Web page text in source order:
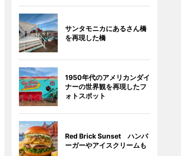
サンタモニカにあるさん橋
を再現した橋
1950年代のアメリカンダイ
ナーの世界観を再現したフ
ォトスポット
Red Brick Sunset ハンバ
ーガーやアイスクリームも